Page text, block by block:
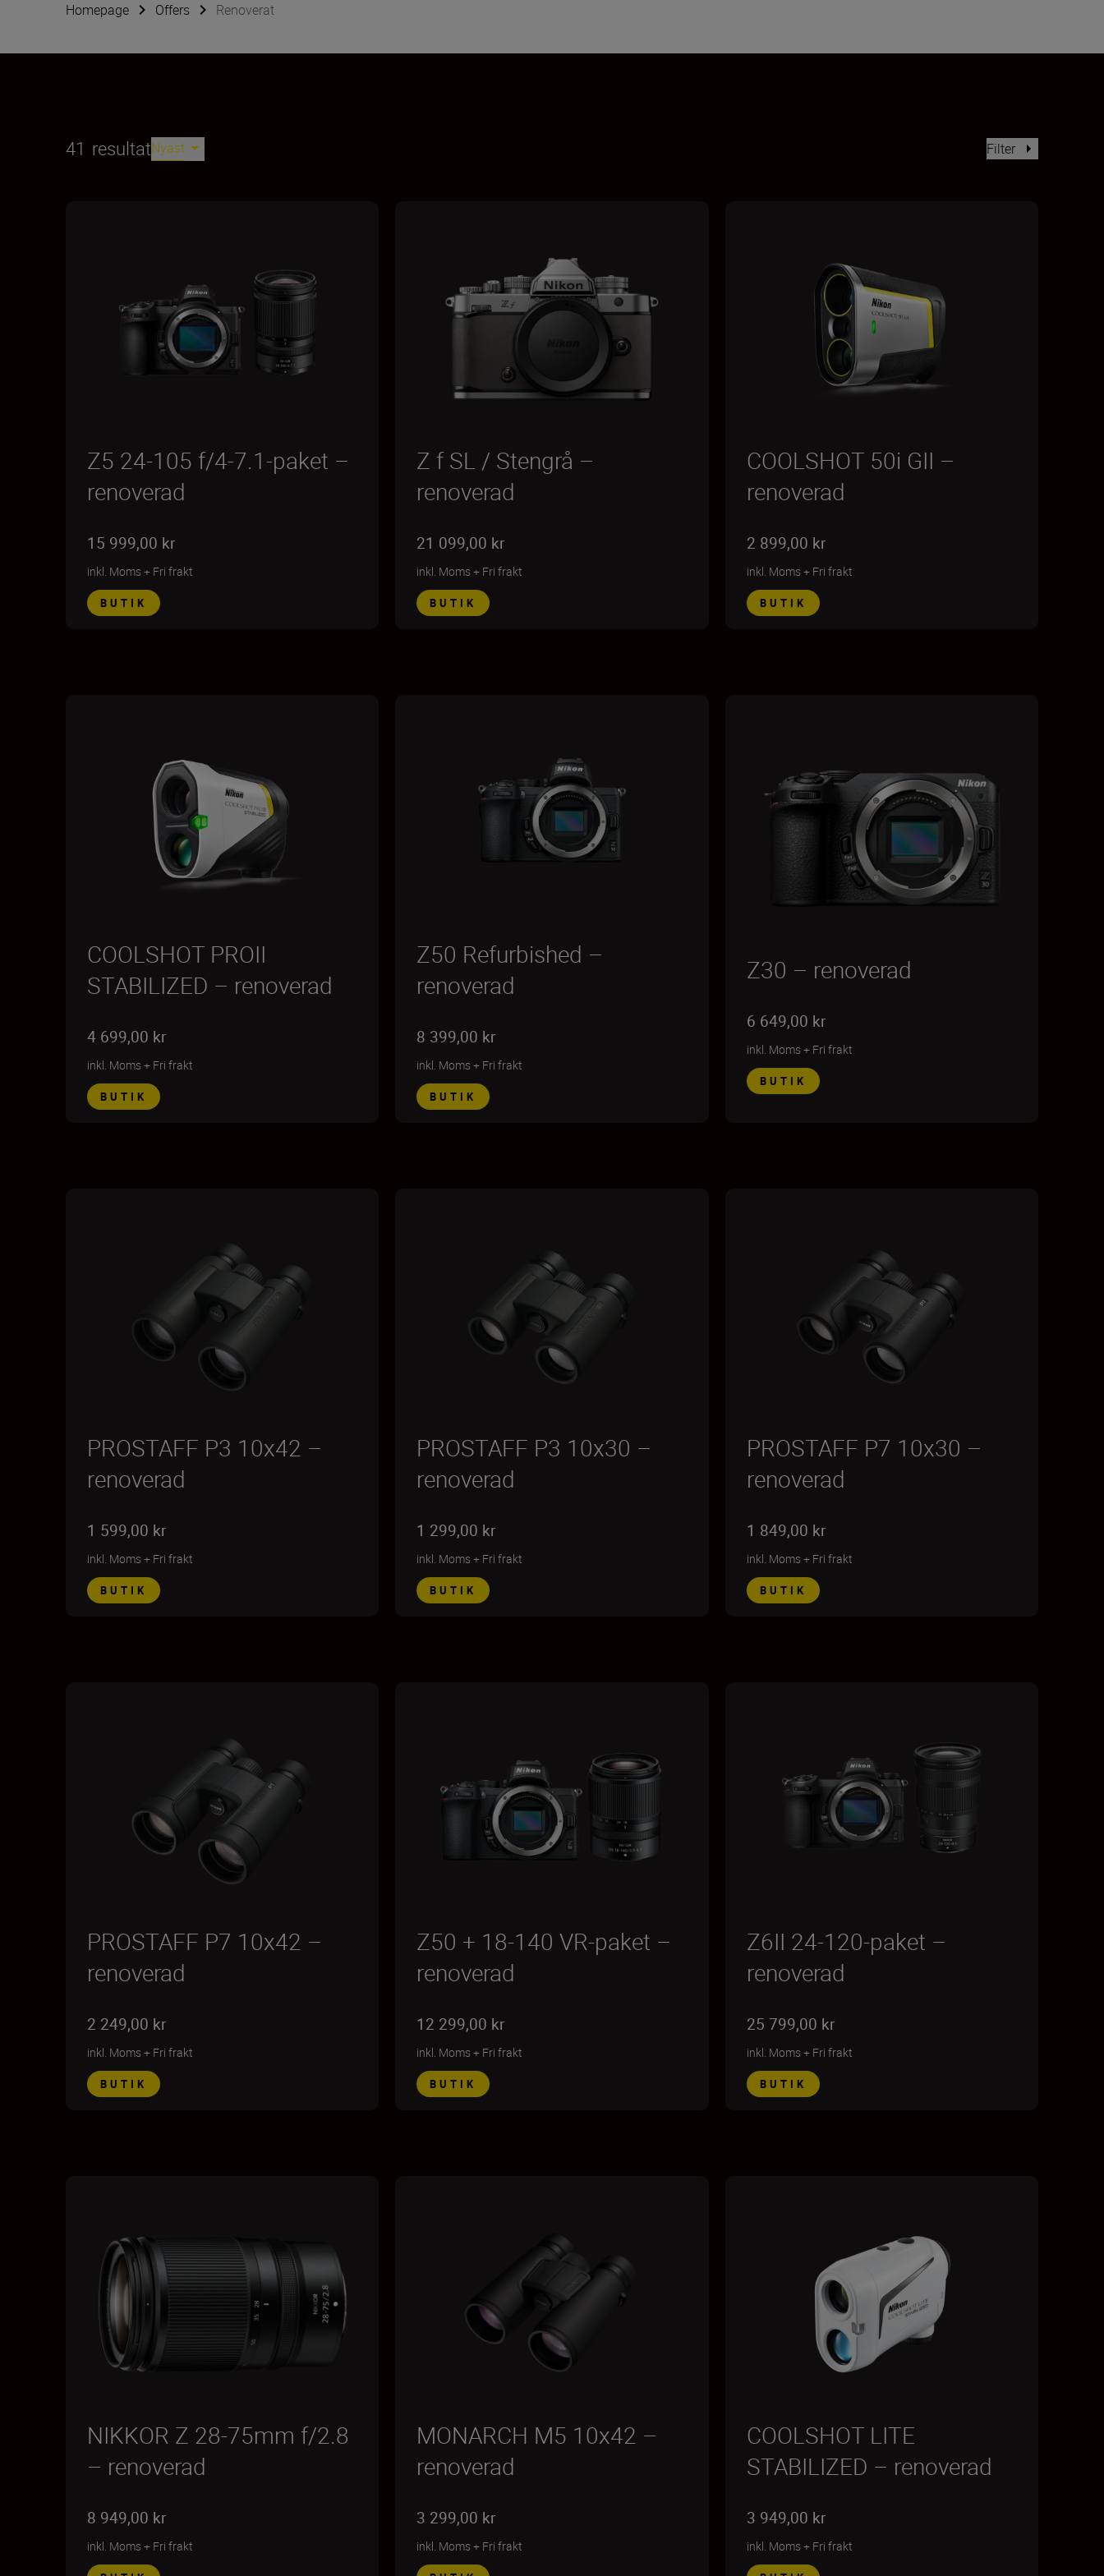
Homepage Offers Renoverat
41 resultatNyast Filter
Z5 24-105 f/4-7.1-paket –
renoverad
15 999,00 kr
inkl. Moms+ Fri frakt
BUTIK
Z f SL / Stengrå –
renoverad
21 099,00 kr
inkl. Moms+ Fri frakt
BUTIK
COOLSHOT 50i GII –
renoverad
2 899,00 kr
inkl. Moms+ Fri frakt
BUTIK
COOLSHOT PROII
STABILIZED – renoverad
4 699,00 kr
inkl. Moms+ Fri frakt
BUTIK
Z50 Refurbished –
renoverad
8 399,00 kr
inkl. Moms+ Fri frakt
BUTIK
Z30 – renoverad
6 649,00 kr
inkl. Moms+ Fri frakt
BUTIK
PROSTAFF P3 10x42 –
renoverad
1 599,00 kr
inkl. Moms+ Fri frakt
BUTIK
PROSTAFF P3 10x30 –
renoverad
1 299,00 kr
inkl. Moms+ Fri frakt
BUTIK
PROSTAFF P7 10x30 –
renoverad
1 849,00 kr
inkl. Moms+ Fri frakt
BUTIK
PROSTAFF P7 10x42 –
renoverad
2 249,00 kr
inkl. Moms+ Fri frakt
BUTIK
Z50 + 18-140 VR-paket –
renoverad
12 299,00 kr
inkl. Moms+ Fri frakt
BUTIK
Z6II 24-120-paket –
renoverad
25 799,00 kr
inkl. Moms+ Fri frakt
BUTIK
NIKKOR Z 28-75mm f/2.8
– renoverad
8 949,00 kr
inkl. Moms+ Fri frakt
MONARCH M5 10x42 –
renoverad
3 299,00 kr
inkl. Moms+ Fri frakt
COOLSHOT LITE
STABILIZED – renoverad
3 949,00 kr
inkl. Moms+ Fri frakt